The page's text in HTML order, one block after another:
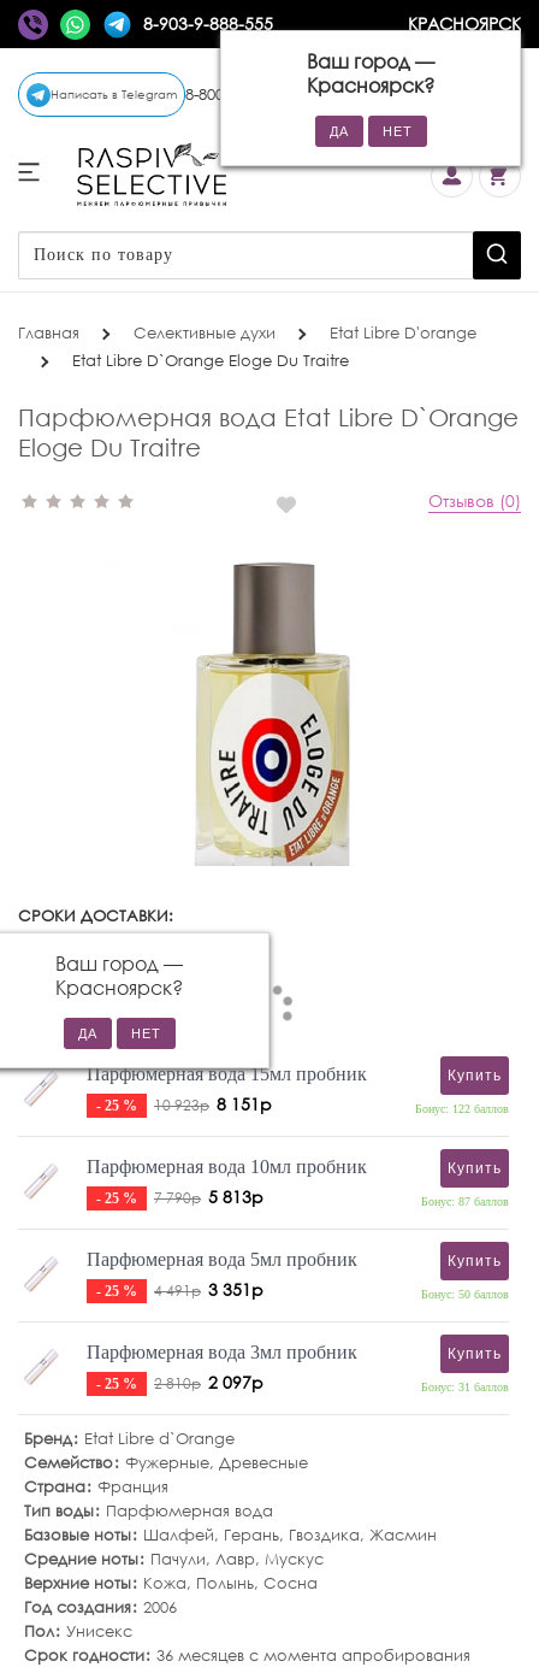
8-903-9-888-555 КРАСНОЯРСК
Ваш город —
Красноярск?
Написать в Telegram 8-800-770-72-34 (бесплатно)
Главная Селективные духи
Etat Libre D'orange
Etat Libre D`Orange Eloge Du Traitre
Парфюмерная вода Etat Libre D`Orange
Eloge Du Traitre
Отзывов (0)
СРОКИ ДОСТАВКИ:
Ваш город —
Красноярск?
Парфюмерная вода 15мл пробник
- 25 % 10 923р 8 151р
Купить
Бонус: 122 баллов
Парфюмерная вода 10мл пробник
- 25 % 7 790р 5 813р
Купить
Бонус: 87 баллов
Парфюмерная вода 5мл пробник
- 25 % 4 491р 3 351р
Купить
Бонус: 50 баллов
Парфюмерная вода 3мл пробник
- 25 % 2 810р 2 097р
Купить
Бонус: 31 баллов
Бренд
Etat Libre d`Orange
Семейство Фужерные, Древесные
Страна Франция
Тип воды
Парфюмерная вода
Базовые ноты
Шалфей, Герань, Гвоздика, Жасмин
Средние ноты
Пачули, Лавр, Мускус
Верхние ноты
Кожа, Полынь, Сосна
Год создания 2006
Пол Унисекс
Срок годности 36 месяцев с момента апробирования